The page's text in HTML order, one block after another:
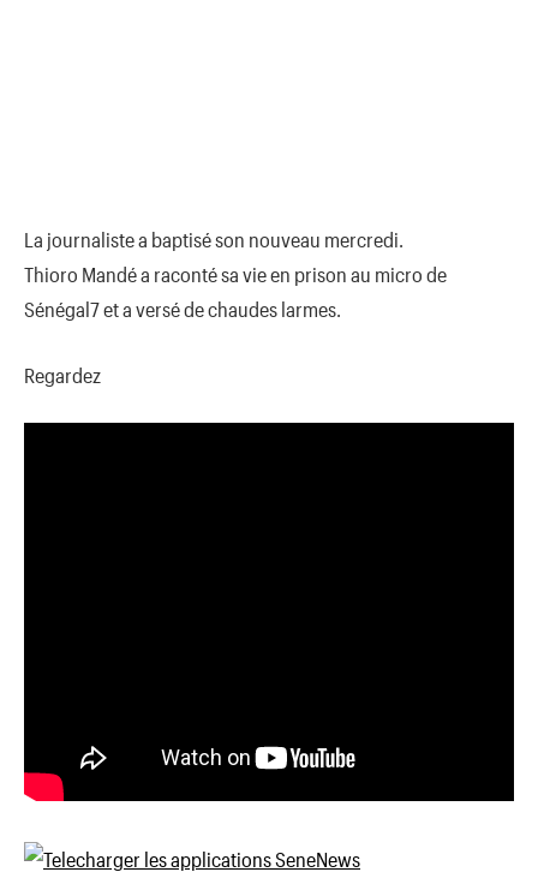
La journaliste a baptisé son nouveau mercredi.
Thioro Mandé a raconté sa vie en prison au micro de
Sénégal7 et a versé de chaudes larmes.
Regardez